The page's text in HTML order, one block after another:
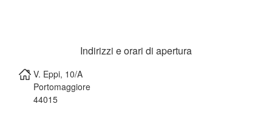
Indirizzi e orari di apertura
V. Eppi, 10/A
Portomaggiore
44015